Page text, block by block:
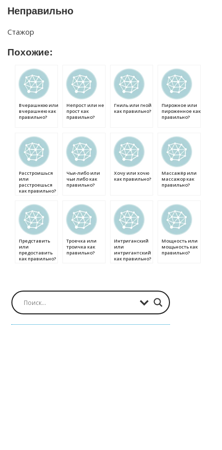
Неправильно
Стажор
Похожие:
Вчерашнюю или
вчерашнею как
правильно?
Непрост или не
прост как
правильно?
Гниль или гной
как правильно?
Пирожное или
пироженное как
правильно?
Расстроишься
или
расстроешься
как правильно?
Чьи-либо или
чьи либо как
правильно?
Хочу или хочю
как правильно?
Массажёр или
массажор как
правильно?
Представить
или
предоставить
как правильно?
Троечка или
троичка как
правильно?
Интриганский
или
интригантский
как правильно?
Мощность или
мощьность как
правильно?